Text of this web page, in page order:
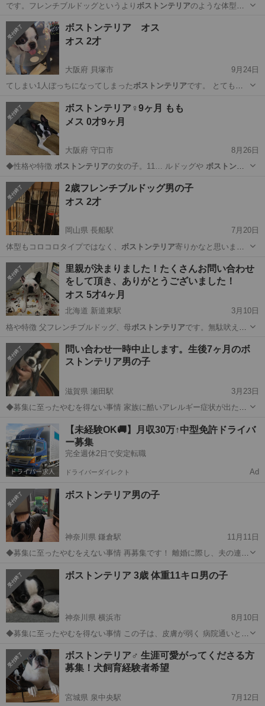
です。フレンチブルドッグというより ボストンテリアのような体型。
東京 青梅市
ボストンテリア オス
オス 2才
大阪府 貝塚市
9月24日
てしまい1人ぼっちになってしまったボストンテリアです。 とても可
大阪 貝塚市 ボストンテリア
ボストンテリア♀9ヶ月 もも
メス 0才9ヶ月
大阪府 守口市
8月26日
◆性格や特徴 ボストンテリアの女の子。11… ルドッグや ボストンテ
大阪 守口市 その他 ボストンテリア
2歳フレンチブルドッグ男の子
オス 2才
岡山県 長船駅
7月20日
体型もコロコロタイプではなく、 ボストンテリア寄りかなと思いま
岡山 瀬戸内市 長船駅 その他 大型犬
里親が決まりました！たくさんお問い合わせ
をして頂き、ありがとうございました！
オス 5才4ヶ月
北海道 新道東駅
3月10日
格や特徴 父フレンチブルドッグ、母ボストンテリアです。無駄吠えは
北海道 札幌市 新道東駅 その他 ミックス犬
問い合わせ一時中止します。生後7ヶ月のボ
ストンテリア男の子
滋賀県 瀬田駅
3月23日
◆募集に至ったやむを得ない事情 家族に酷いアレルギー症状が出たた
散歩大好きです。誰にでもフレンドリーですが、唯一犬が嫌いな方と
薬物をしている方には凄く唸りま...
滋賀 大津市 瀬田駅 犬 ボストンテリア
【未経験OK🚚】月収30万↑中型免許ドライバ
ー募集
完全週休2日で安定転職
ドライバーダイレクト Ad
ボストンテリア男の子
神奈川県 鎌倉駅
11月11日
◆募集に至ったやむをえない事情 再募集です！ 離婚に際し、夫の連れ
ば良いのですが、 どうしても状況が許しませんで、 どなたか可愛がっ
て頂ければ幸いです...
神奈川 鎌倉市
ボストンテリア 3歳 体重11キロ男の子
神奈川県 横浜市
8月10日
◆募集に至ったやむを得ない事情 この子は、皮膚が弱く 病院通いと
る程度良くなれば、月一のシャンプーで大丈夫かと思います。 お近く
の獣医さんと相談して頂きたい...
神奈川 横浜市 その他
ボストンテリア♂ 生涯可愛がってくださる方
募集！犬飼育経験者希望
宮城県 泉中央駅 7月12日